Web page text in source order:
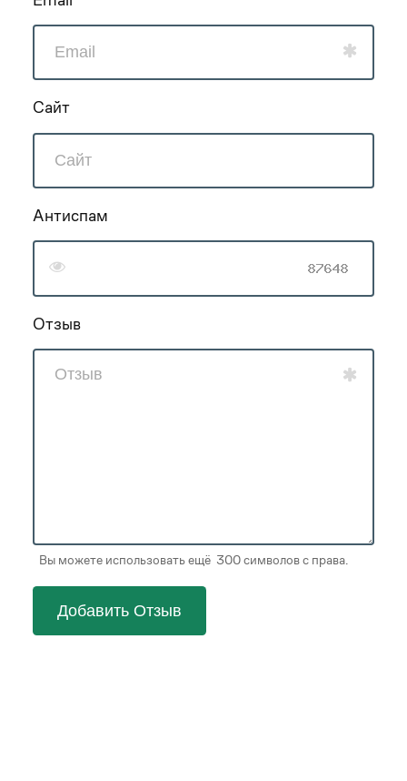
Сайт
Антиспам
Отзыв
Вы можете использовать ещё 300 символов с права.
Добавить Отзыв